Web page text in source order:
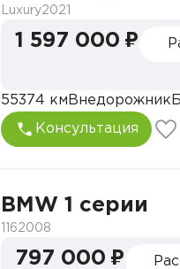
Luxury2021
1 597 000 ₽
55374 км Внедорожник
Консультация
BMW 1 серии
1162008
797 000 ₽